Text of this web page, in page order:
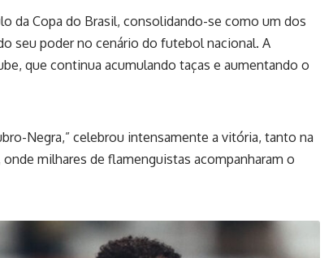
da Copa do Brasil, consolidando-se como um dos
seu poder no cenário do futebol nacional. A
que continua acumulando taças e aumentando o
Negra,” celebrou intensamente a vitória, tanto na
milhares de flamenguistas acompanharam o